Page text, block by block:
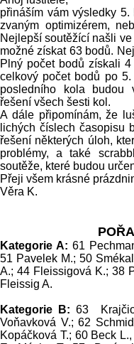
přináším vám výsledky
zvaným optimizérem,
Nejlepší soutěžící našli
možné získat 63 bodů.
Plný počet bodů získali 4
celkový počet bodů po
posledního kola budou
řešení všech šesti kol.
A dále připomínám, že
lichých číslech časopisu
řešení některých úloh,
problémy, a také
soutěže, které budou
Přeji všem krásné
Věra K.
Kategorie A:61
51 Pavelek M.; 50
A.;44 Fleissigová K.;38
Fleissig A.
Kategorie B: 63
Voňavková V.; 62
Kopáčková T.; 60 Beck